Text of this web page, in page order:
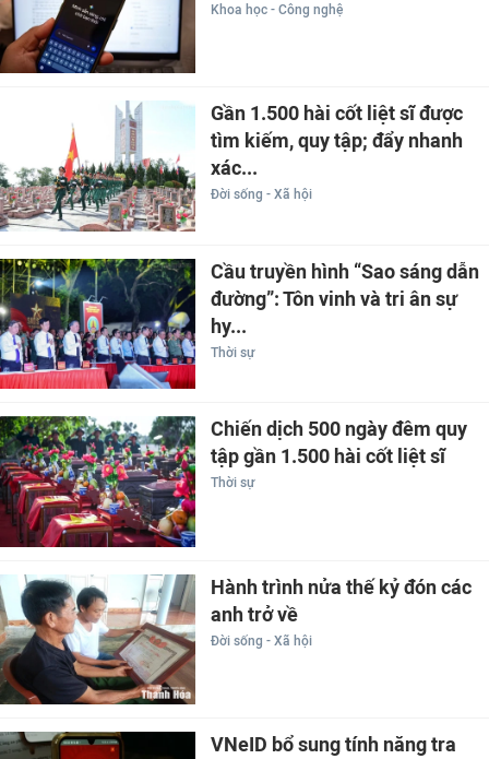
Khoa học - Công nghệ
Gần 1.500 hài cốt liệt sĩ được
tìm kiếm, quy tập; đẩy nhanh
xác...
Đời sống - Xã hội
Cầu truyền hình “Sao sáng dẫn
đường”: Tôn vinh và tri ân sự
hy...
Thời sự
Chiến dịch 500 ngày đêm quy
tập gần 1.500 hài cốt liệt sĩ
Thời sự
Hành trình nửa thế kỷ đón các
anh trở về
Đời sống - Xã hội
VNeID bổ sung tính năng tra